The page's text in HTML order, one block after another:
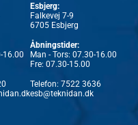
16.00
Esbjerg:
Falkevej 7-9
6705 Esbjerg
Åbningstider:
Man - Tors: 07.30-16.00
Fre: 07.30-15.00
Telefon: 7522 3636
esb@teknidan.dk